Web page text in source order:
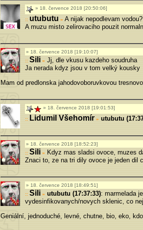
18. července 2018 [20:50:06]
utubutu » A nijak nepodlevam vodou?
A muzu misto zelirovaciho pouzit
18. července 2018 [19:10:07]
Sili » Jj, dle vkusu kazdeho soudruha
Ja nerada kdyz jsou v tom velký kousky
Mam od predlonska jahodovoboruvkovou
18. července 2018 [19:01:53]
Lidumil Všehomír» utubutu
18. července 2018 [18:52:23]
Sili »
Kdyz mas sladsi ovoce, muzes
Znaci to, ze na tri dily ovoce je jeden dil
18. července 2018 [18:49:51]
Sili » utubutu (17:37:33): marmelada
vydesinfikovanych/novych sklenic, co
Geniální, jednoduché, levné, chutne, bio, eko,